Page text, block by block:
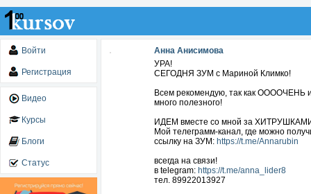
Войти
Регистрация
Видео
Курсы
Блоги
Статус
Анна Анисимова
УРА!
СЕГОДНЯ ЗУМ с Мариной Климко!
Всем рекомендую, так как ООООЧЕНЬ
много полезного!
ИДЕМ вместе со мной за
Мой телеграмм-канал, где можно
ссылку на ЗУМ: https://t.me/Annarubin
всегда на связи!
в telegram: https://t.me/anna_lider8
тел. 89922013927